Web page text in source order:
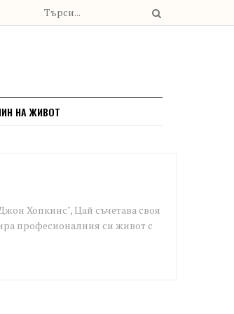
НА ЖИВОТ
Хопкинс", Цай съчетава своя
професионалния си живот с